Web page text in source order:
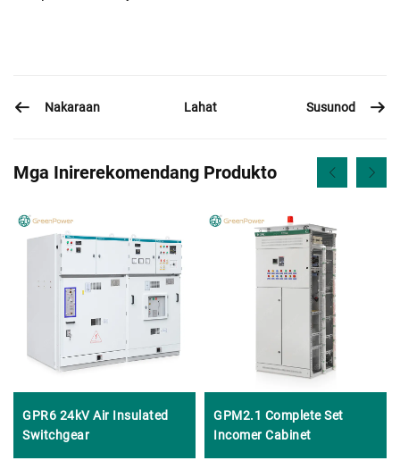
Nakaraan Lahat Susunod
Mga Inirerekomendang Produkto
GPR6 24kV Air Insulated
Switchgear
GPM2.1 Complete Set
Incomer Cabinet